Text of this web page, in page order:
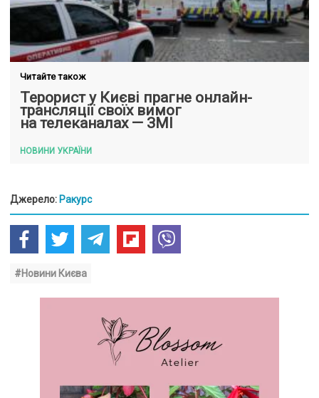
Читайте також
Терорист у Києві прагне онлайн-
трансляції своїх вимог
на телеканалах — ЗМІ
НОВИНИ УКРАЇНИ
Джерело: Ракурс
#Новини Києва